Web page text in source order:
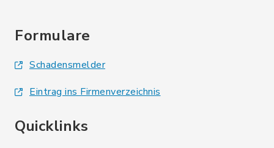
Formulare
Schadensmelder
Eintrag ins Firmenverzeichnis
Quicklinks